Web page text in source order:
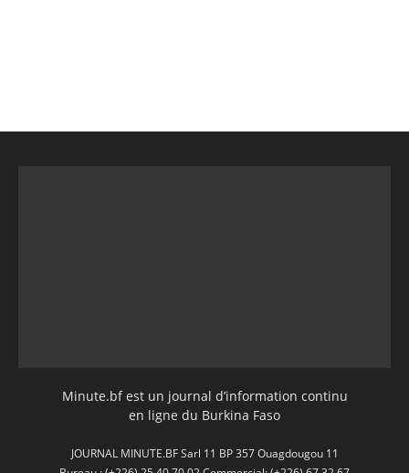
Minute.bf est un journal d’information continu
en ligne du Burkina Faso
JOURNAL MINUTE.BF Sarl 11 BP 357 Ouagdougou 11